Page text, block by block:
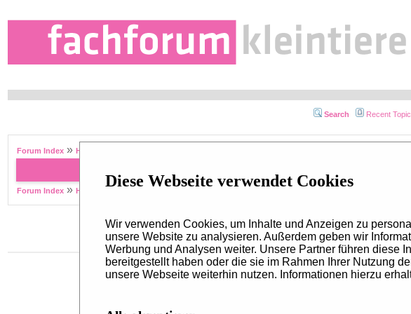
Search Recent
Forum Index » Hottest Topics
Forum Index » Hottest Topics
Diese Webseite verwendet Cookies
Wir verwenden Cookies, um Inhalte und Anzeigen zu
unsere Website zu analysieren. Außerdem geben wir
Werbung und Analysen weiter. Unsere Partner führen diese
bereitgestellt haben oder die sie im Rahmen Ihrer Nutzung
unsere Webseite weiterhin nutzen. Informationen hierzu